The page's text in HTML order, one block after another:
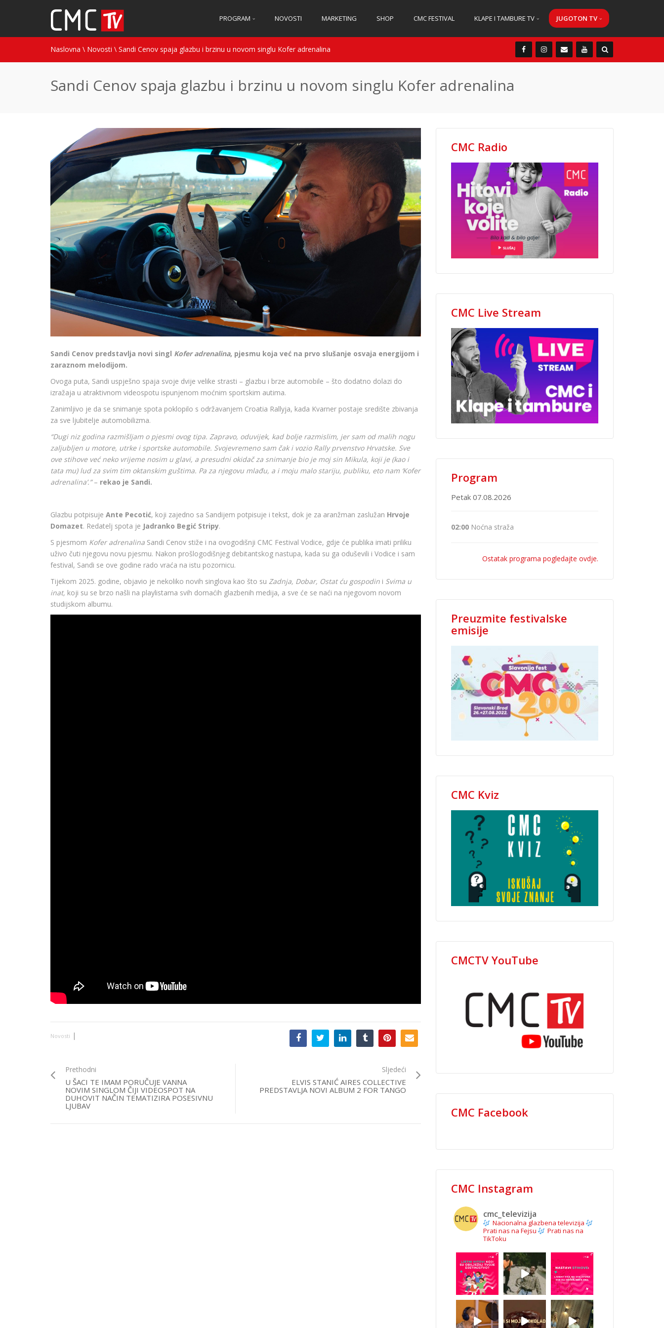
PROGRAM NOVOSTI MARKETING SHOP CMC FESTIVAL KLAPE I TAMBURE TV JUGOTON TV
Naslovna \ Novosti \ Sandi Cenov spaja glazbu i brzinu u novom singlu Kofer adrenalina
Sandi Cenov spaja glazbu i brzinu u novom singlu Kofer adrenalina
Sandi Cenov predstavlja novi singl Kofer adrenalina, pjesmu koja već na prvo slušanje osvaja energijom i
zaraznom melodijom.
Ovoga puta, Sandi uspješno spaja svoje dvije velike strasti – glazbu i brze automobile – što dodatno dolazi do
izražaja u atraktivnom videospotu ispunjenom moćnim sportskim autima.
Zanimljivo je da se snimanje spota poklopilo s održavanjem Croatia Rallyja, kada Kvarner postaje središte zbivanja
za sve ljubitelje automobilizma.
“Dugi niz godina razmišljam o pjesmi ovog tipa. Zapravo, oduvijek, kad bolje razmislim, jer sam od malih nogu
zaljubljen u motore, utrke i sportske automobile. Svojevremeno sam čak i vozio Rally prvenstvo Hrvatske. Sve
ove stihove već neko vrijeme nosim u glavi, a presudni okidač za snimanje bio je moj sin Mikula, koji je (kao i
tata mu) lud za svim tim oktanskim guštima. Pa za njegovu mlađu, a i moju malo stariju, publiku, eto nam ‘Kofer
adrenalina’.”– rekao je Sandi.
Glazbu potpisuje Ante Pecotić, koji zajedno sa Sandijem potpisuje i tekst, dok je za aranžman zaslužan Hrvoje
Domazet. Redatelj spota je Jadranko Begić Stripy.
S pjesmom Kofer adrenalina Sandi Cenov stiže i na ovogodišnji CMC Festival Vodice, gdje će publika imati priliku
uživo čuti njegovu novu pjesmu. Nakon prošlogodišnjeg debitantskog nastupa, kada su ga oduševili i Vodice i sam
festival, Sandi se ove godine rado vraća na istu pozornicu.
Tijekom 2025. godine, objavio je nekoliko novih singlova kao što su Zadnja, Dobar, Ostat ću gospodin i Svima u
inat, koji su se brzo našli na playlistama svih domaćih glazbenih medija, a sve će se naći na njegovom novom
studijskom albumu.
Novosti |
Prethodni
U ŠACI TE IMAM PORUČUJE VANNA
NOVIM SINGLOM ČIJI VIDEOSPOT NA
DUHOVIT NAČIN TEMATIZIRA POSESIVNU
LJUBAV
Sljedeći
ELVIS STANIĆ AIRES COLLECTIVE
PREDSTAVLJA NOVI ALBUM 2 FOR TANGO
CMC Radio
CMC Live Stream
Program
Petak 07.08.2026
02:00 Noćna straža
Ostatak programa pogledajte ovdje.
Preuzmite festivalske
emisije
CMC Kviz
CMCTV YouTube
CMC Facebook
CMC Instagram
cmc_televizija
Nacionalna glazbena televizija
Prati nas na Fejsu
Prati nas na
TikToku